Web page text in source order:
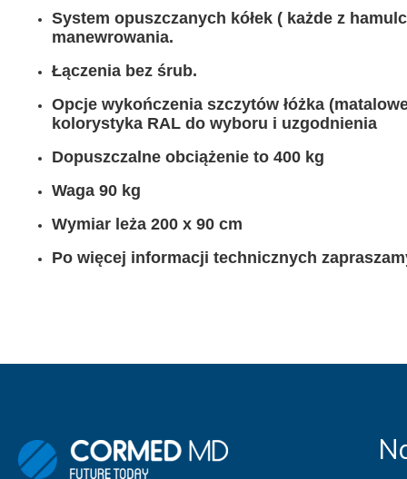
MEBLE WIĘZIENNE-en
MEBLE WIĘZIENNE-en
System opuszczanych kółek ( każde z
manewrowania.
Łączenia bez śrub.
Opcje wykończenia szczytów łóżka
kolorystyka RAL do wyboru i uzgodnienia
Dopuszczalne obciążenie to 400 kg
Waga 90 kg
Wymiar leża 200 x 90 cm
Po więcej informacji technicznych